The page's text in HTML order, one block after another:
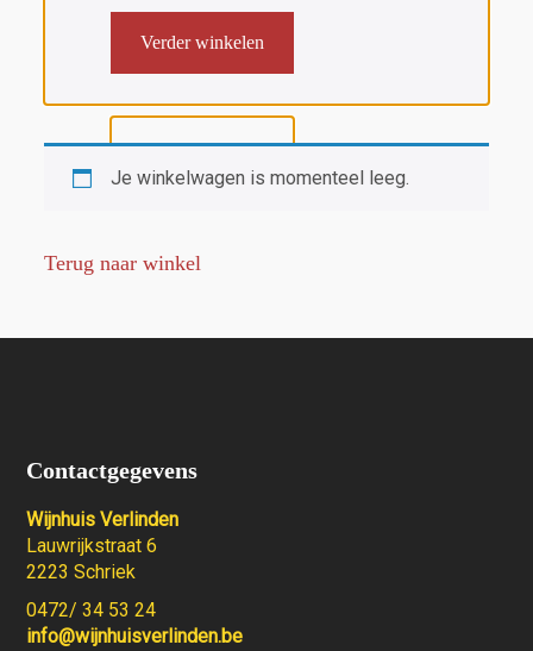
Verder winkelen
Je winkelwagen is momenteel leeg.
Terug naar winkel
Contactgegevens
Wijnhuis Verlinden
Lauwrijkstraat 6
2223 Schriek
0472/ 34 53 24
info@wijnhuisverlinden.be